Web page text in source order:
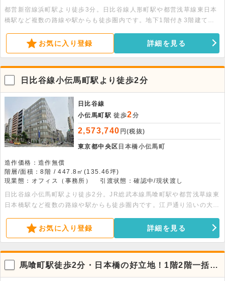
都営新宿線浜町駅より徒歩3分。日比谷線人形町駅や都営浅草線東日本
橋駅など複数の路線や駅からも徒歩圏内です。地下1階付き3階建ての
ン・オートロック・エレベーター完備です。
お気に入り登録 詳細を見る
日比谷線小伝馬町駅より徒歩2分
日比谷線
小伝馬町駅 徒歩2分
2,573,740 円(税抜)
東京都中央区 日本橋小伝馬町
造作価格：造作無償
階層/面積：8階 / 447.8㎡(135.46坪)
現業態：オフィス（事務所）
引渡状態：確認中/現状渡し
日比谷線小伝馬町駅より徒歩2分。JR総武本線馬喰町駅や都営浅草線東
日本橋駅など複数の路線や駅からも徒歩圏内です。江戸通り沿いの大型
お気に入り登録 詳細を見る
馬喰町駅徒歩2分・日本橋の好立地！1階2階一括貸
店舗